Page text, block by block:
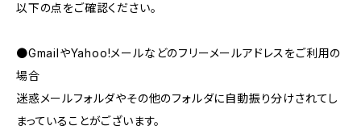
以下の点をご確認ください。
●GmailやYahoo!メールなどのフリーメールアドレスをご利用の
場合
迷惑メールフォルダやその他のフォルダに自動振り分けされてし
まっていることがございます。